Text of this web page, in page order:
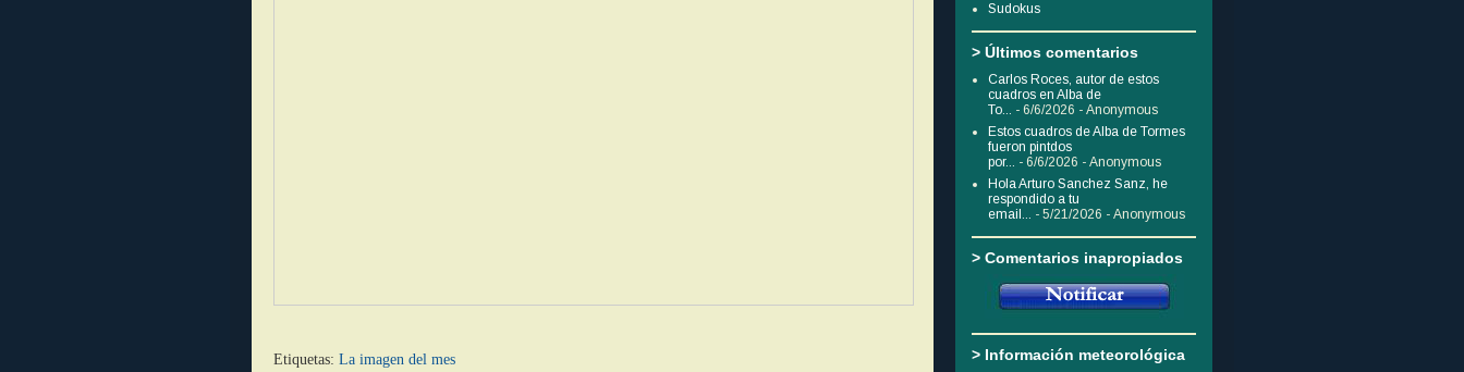
Etiquetas: La imagen del mes
Sudokus
> Últimos comentarios
Carlos Roces, autor de estos
cuadros en Alba de
To... - 6/6/2026 - Anonymous
Estos cuadros de Alba de Tormes
fueron pintdos
por... - 6/6/2026 - Anonymous
Hola Arturo Sanchez Sanz, he
respondido a tu
email... - 5/21/2026 - Anonymous
> Comentarios inapropiados
> Información meteorológica